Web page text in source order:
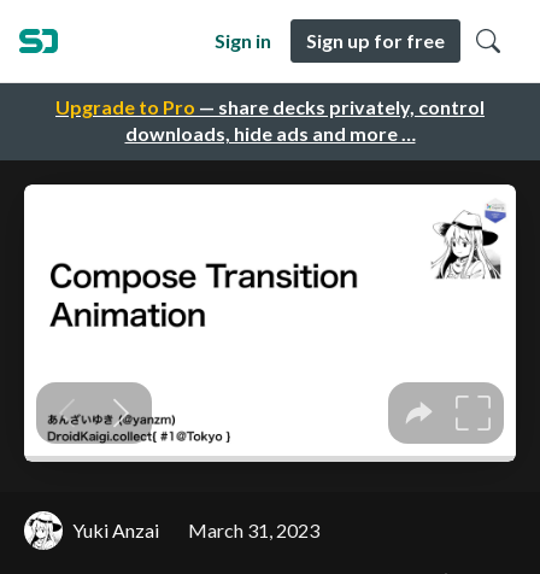
Upgrade to Pro — share decks privately, control
downloads, hide ads and more …
Sign in Sign up for free
Yuki Anzai March 31, 2023